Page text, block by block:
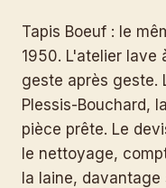
Tapis Boeuf : le
1950. L'atelier lave
geste après geste.
Plessis-Bouchard,
pièce prête. Le
le nettoyage,
la laine,